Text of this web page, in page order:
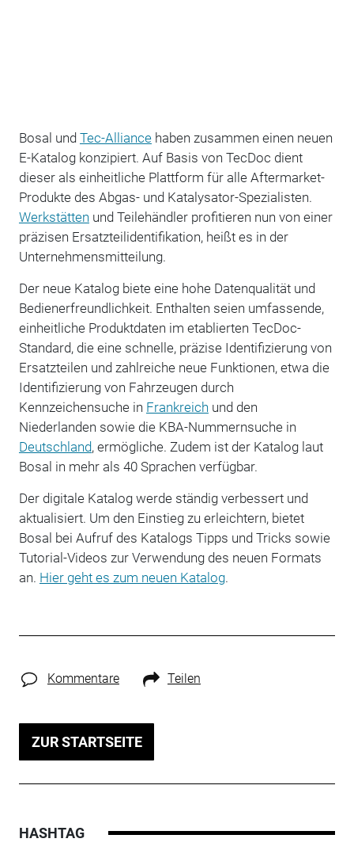
Bosal und Tec-Alliancehaben zusammen einen neuen
E-Katalog konzipiert. Auf Basis von TecDoc dient
dieser als einheitliche Plattform für alle Aftermarket-
Produkte des Abgas- und Katalysator-Spezialisten.
Werkstätten und Teilehändler profitieren nun von einer
präzisen Ersatzteilidentifikation, heißt es in der
Unternehmensmitteilung.
Der neue Katalog biete eine hohe Datenqualität und
Bedienerfreundlichkeit. Enthalten seien umfassende,
einheitliche Produktdaten im etablierten TecDoc-
Standard, die eine schnelle, präzise Identifizierung von
Ersatzteilen und zahlreiche neue Funktionen, etwa die
Identifizierung von Fahrzeugen durch
Kennzeichensuche in Frankreich und den
Niederlanden sowie die KBA-Nummernsuche in
Deutschland, ermögliche. Zudem ist der Katalog laut
Bosal in mehr als 40 Sprachen verfügbar.
Der digitale Katalog werde ständig verbessert und
aktualisiert. Um den Einstieg zu erleichtern, bietet
Bosal bei Aufruf des Katalogs Tipps und Tricks sowie
Tutorial-Videos zur Verwendung des neuen Formats
an. Hier geht es zum neuen Katalog.
Kommentare Teilen
ZUR STARTSEITE
HASHTAG